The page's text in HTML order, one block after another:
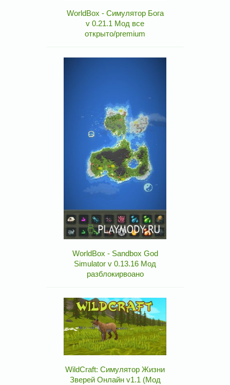
WorldBox - Симулятор Бога
v 0.21.1 Мод все
открыто/premium
WorldBox - Sandbox God
Simulator v 0.13.16 Мод
разблокирвоано
WildCraft: Симулятор Жизни
Зверей Онлайн v1.1 (Мод